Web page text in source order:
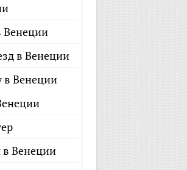
Венеции
в Венеции
в Венеции
в Венеции